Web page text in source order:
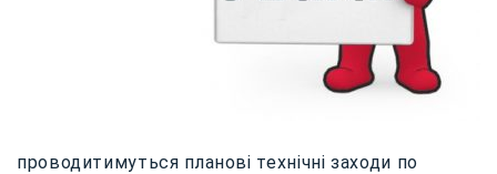
проводитимуться планові технічні заходи по